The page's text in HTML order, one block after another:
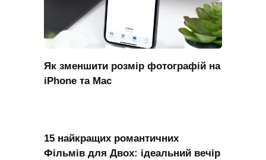
Як зменшити розмір фотографій на
iPhone та Mac
15 найкращих романтичних
Фільмів для Двох: ідеальний вечір